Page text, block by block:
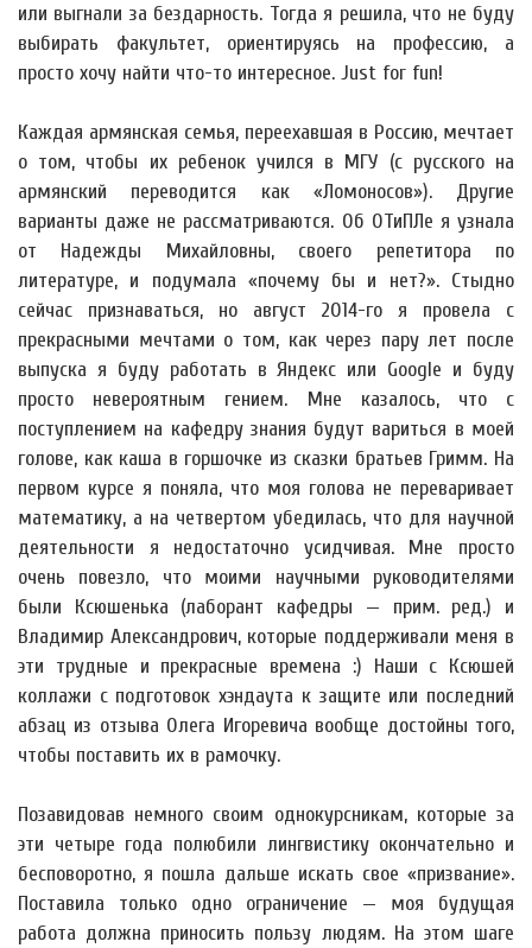
или выгнали за бездарность. Тогда я решила, что не буду
выбирать факультет, ориентируясь на профессию, а
просто хочу найти что-то интересное. Just for fun!
Каждая армянская семья, переехавшая в Россию, мечтает
о том, чтобы их ребенок учился в МГУ (с русского на
армянский переводится как «Ломоносов»). Другие
варианты даже не рассматриваются. Об ОТиПЛе я узнала
от Надежды Михайловны, своего репетитора по
литературе, и подумала «почему бы и нет?». Стыдно
сейчас признаваться, но август 2014-го я провела с
прекрасными мечтами о том, как через пару лет после
выпуска я буду работать в Яндекс или Google и буду
просто невероятным гением. Мне казалось, что с
поступлением на кафедру знания будут вариться в моей
голове, как каша в горшочке из сказки братьев Гримм. На
первом курсе я поняла, что моя голова не переваривает
математику, а на четвертом убедилась, что для научной
деятельности я недостаточно усидчивая. Мне просто
очень повезло, что моими научными руководителями
были Ксюшенька (лаборант кафедры — прим. ред.) и
Владимир Александрович, которые поддерживали меня в
эти трудные и прекрасные времена :) Наши с Ксюшей
коллажи с подготовок хэндаута к защите или последний
абзац из отзыва Олега Игоревича вообще достойны того,
чтобы поставить их в рамочку.
Позавидовав немного своим однокурсникам, которые за
эти четыре года полюбили лингвистику окончательно и
бесповоротно, я пошла дальше искать свое «призвание».
Поставила только одно ограничение — моя будущая
работа должна приносить пользу людям. На этом шаге